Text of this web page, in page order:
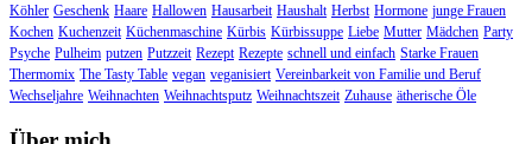
Köhler Geschenk Haare Hallowen Hausarbeit Haushalt Herbst Hormone junge Frauen
Kochen Kuchenzeit Küchenmaschine Kürbis Kürbissuppe Liebe Mutter Mädchen Party
Psyche Pulheim putzen Putzzeit Rezept Rezepte schnell und einfach Starke Frauen
Thermomix The Tasty Table vegan veganisiert Vereinbarkeit von Familie und Beruf
Wechseljahre Weihnachten Weihnachtsputz Weihnachtszeit Zuhause ätherische Öle